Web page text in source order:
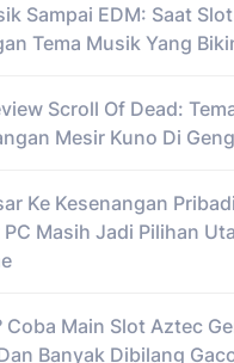
Sampai EDM: Saat
Tema Musik Yang
Scroll Of Dead:
Mesir Kuno Di
Ke Kesenangan
Masih Jadi Pilihan
Main Slot Aztec
Banyak Dibilang